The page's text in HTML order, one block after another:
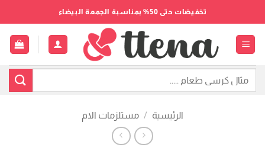
للمحتوى
تخفيضات حتى 50% بمناسبة الجمعة البيضاء
الرئيسية / مستلزمات الام